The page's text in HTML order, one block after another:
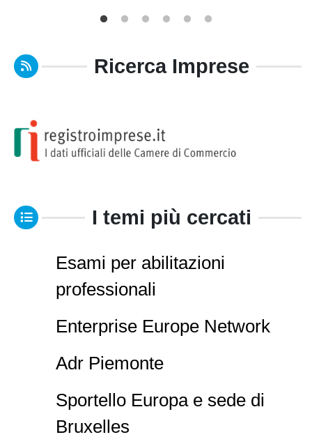
Ricerca Imprese
I temi più cercati
Esami per abilitazioni
professionali
Enterprise Europe Network
Adr Piemonte
Sportello Europa e sede di
Bruxelles